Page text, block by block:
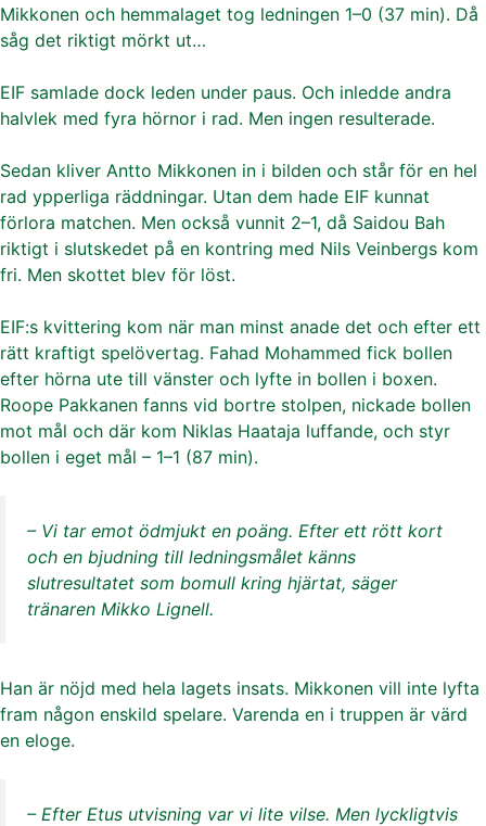
Mikkonen och hemmalaget tog ledningen 1–0 (37 min). Då
såg det riktigt mörkt ut…
EIF samlade dock leden under paus. Och inledde andra
halvlek med fyra hörnor i rad. Men ingen resulterade.
Sedan kliver Antto Mikkonen in i bilden och står för en hel
rad ypperliga räddningar. Utan dem hade EIF kunnat
förlora matchen. Men också vunnit 2–1, då Saidou Bah
riktigt i slutskedet på en kontring med Nils Veinbergs kom
fri. Men skottet blev för löst.
EIF:s kvittering kom när man minst anade det och efter ett
rätt kraftigt spelövertag. Fahad Mohammed fick bollen
efter hörna ute till vänster och lyfte in bollen i boxen.
Roope Pakkanen fanns vid bortre stolpen, nickade bollen
mot mål och där kom Niklas Haataja luffande, och styr
bollen i eget mål – 1–1 (87 min).
– Vi tar emot ödmjukt en poäng. Efter ett rött kort
och en bjudning till ledningsmålet känns
slutresultatet som bomull kring hjärtat, säger
tränaren Mikko Lignell.
Han är nöjd med hela lagets insats. Mikkonen vill inte lyfta
fram någon enskild spelare. Varenda en i truppen är värd
en eloge.
– Efter Etus utvisning var vi lite vilse. Men lyckligtvis